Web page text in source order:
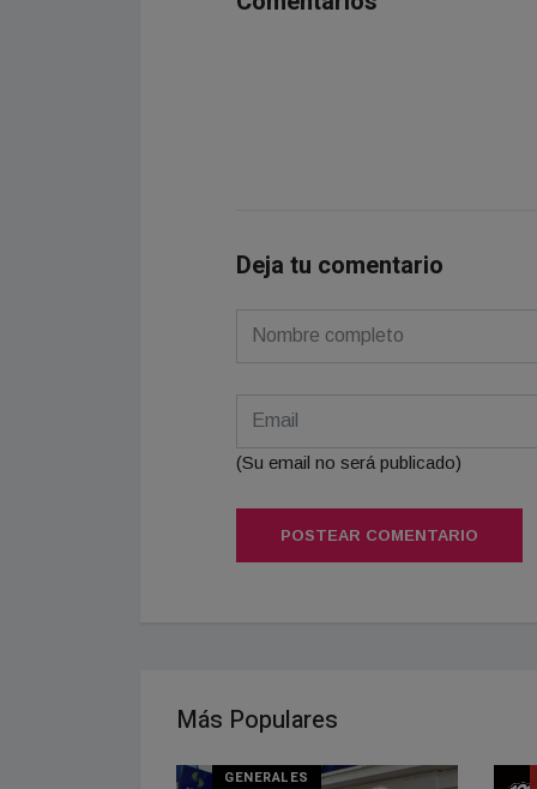
Deja tu comentario
(Su email no será publicado)
POSTEAR COMENTARIO
Más Populares
GENERALES